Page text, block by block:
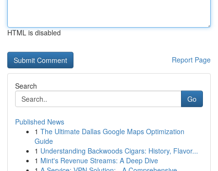
HTML is disabled
Report Page
Search
Go
Published News
1 The Ultimate Dallas Google Maps Optimization
Guide
1 Understanding Backwoods Cigars: History, Flavor...
1 Mint's Revenue Streams: A Deep Dive